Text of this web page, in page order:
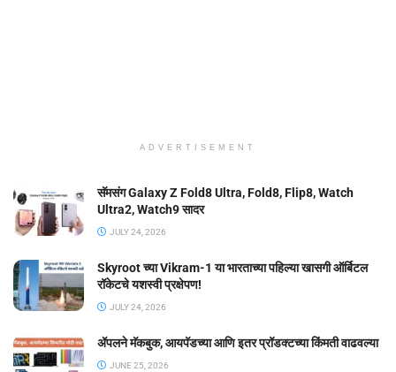
ADVERTISEMENT
सॅमसंग Galaxy Z Fold8 Ultra, Fold8, Flip8, Watch
Ultra2, Watch9 सादर
JULY 24, 2026
Skyroot च्या Vikram-1 या भारताच्या पहिल्या खासगी ऑर्बिटल
रॉकेटचे यशस्वी प्रक्षेपण!
JULY 24, 2026
ॲपलने मॅकबुक, आयपॅडच्या आणि इतर प्रॉडक्टच्या किंमती वाढवल्या
JUNE 25, 2026